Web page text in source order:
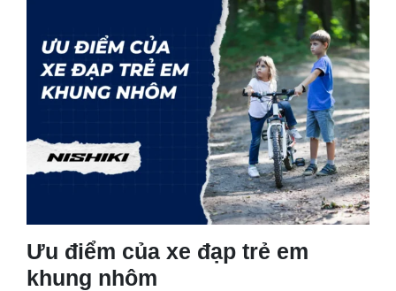
Bản –
Since
1965
Ưu điểm của xe đạp trẻ em
khung nhôm